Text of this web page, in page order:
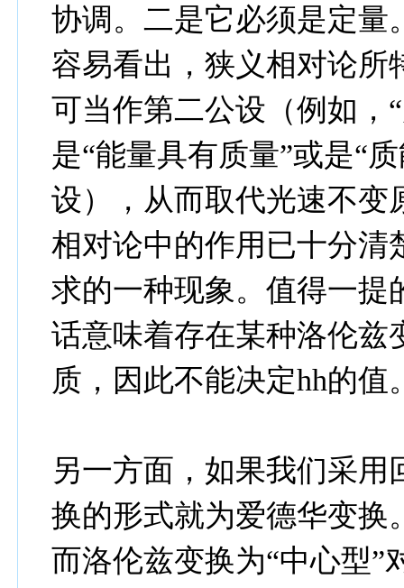
协调。二是它必须是定量
容易看出，狭义相对论所
可当作第二公设（例如，
是“能量具有质量”或是“
设），从而取代光速不变
相对论中的作用已十分清
求的一种现象。值得一提
话意味着存在某种洛伦兹
质，因此不能决定hh的值
另一方面，如果我们采
换的形式就为爱德华变换
而洛伦兹变换为“中心型”